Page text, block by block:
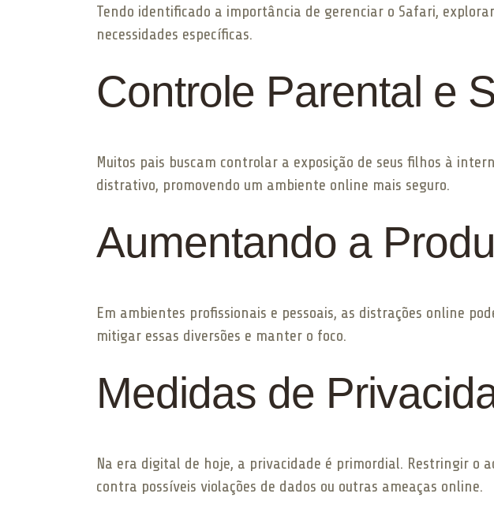
Tendo identificado a importância de gerenciar o Safari,
necessidades específicas.
Controle Parental e
Muitos pais buscam controlar a exposição de seus filhos à
distrativo, promovendo um ambiente online mais seguro.
Aumentando a
Em ambientes profissionais e pessoais, as distrações online
mitigar essas diversões e manter o foco.
Medidas de
Na era digital de hoje, a privacidade é primordial. Restringir o
contra possíveis violações de dados ou outras ameaças online.